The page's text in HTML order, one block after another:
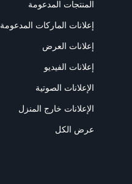
المنتجات المدعومة
إعلانات الماركات المدعومة
إعلانات العرض
إعلانات الفيديو
الإعلانات الصوتية
الإعلانات خارج المنزل
عرض الكل